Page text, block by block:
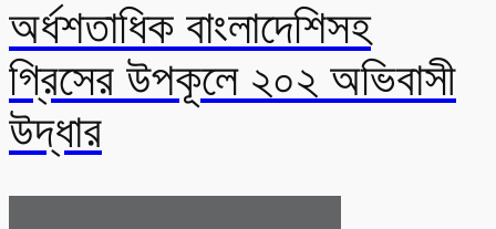
অর্ধশতাধিক বাংলাদেশিসহ
গ্রিসের উপকূলে ২০২ অভিবাসী
উদ্ধার